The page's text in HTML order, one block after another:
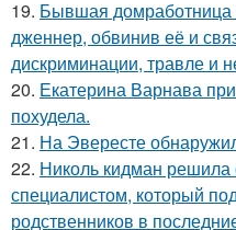
19. Бывшая домработница
дженнер, обвинив её и
дискриминации, травле и
20. Екатерина Варнава
похудела.
21. На Эвересте
22. Николь кидман решила
специалистом, который
родственников в